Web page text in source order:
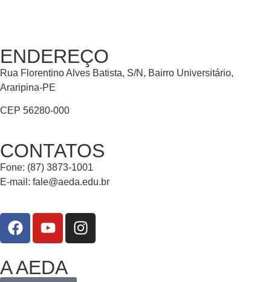
ENDEREÇO
Rua Florentino Alves Batista, S/N, Bairro Universitário,
Araripina-PE
CEP 56280-000
CONTATOS
Fone: (87) 3873-1001
E-mail: fale@aeda.edu.br
A AEDA